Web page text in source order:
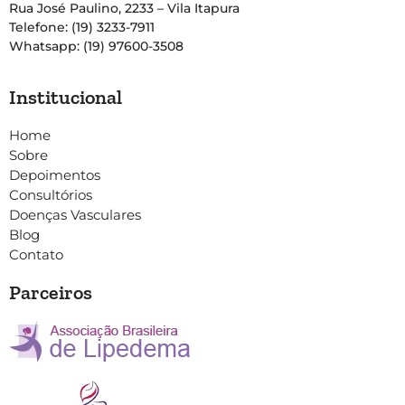
Rua José Paulino, 2233 – Vila Itapura
Telefone: (19) 3233-7911
Whatsapp: (19) 97600-3508
Institucional
Home
Sobre
Depoimentos
Consultórios
Doenças Vasculares
Blog
Contato
Parceiros